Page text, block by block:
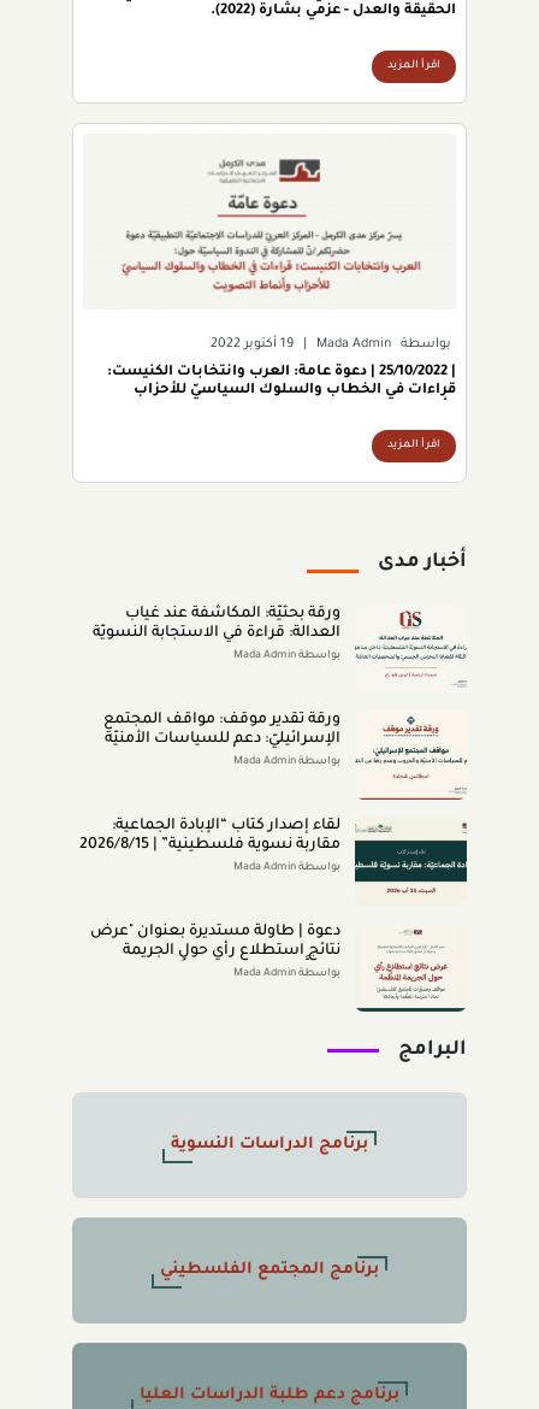
الحقيقة والعدل - عزمي بشارة (2022).
اقرأ المزيد
بواسطة Mada Admin 19 أكتوبر 2022
| 25/10/2022 | دعوة عامة: العرب وانتخابات الكنيست:
قراءات في الخطاب والسلوك السياسيّ للأحزاب
اقرأ المزيد
أخبار مدى
ورقة بحثيّة: المكاشفة عند غياب
العدالة: قراءة في الاستجابة النسويّة
بواسطة Mada Admin
ورقة تقدير موقف: مواقف المجتمع
الإسرائيليّ: دعم للسياسات الأمنيّة
والحروب وعدم رضا عن النتائج (تمّوز
بواسطة Mada Admin
لقاء إصدار كتاب “اﻹﺑﺎدةّ اﻟﺠﻤﺎﻋﻴﺔ:
ﻣﻘﺎرﺑﺔ ﻧﺴﻮﻳﺔ ﻓﻠﺴﻄﻴﻨﻴﺔ” | 2026/8/15
|بواسطة Mada Admin
دعوة | طاولة مستديرة بعنوان "عرض
نتائج استطلاع رأي حول الجريمة
المنظَّمة- مواقف وتصوُّرات المجتمع
بواسطة Mada Admin
البرامج
برنامج الدراسات النسوية
برنامج المجتمع الفلسطيني
برنامج دعم طلبة الدراسات العليا